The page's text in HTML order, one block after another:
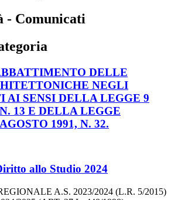
- Comunicati
DELLE
NEGLI
AI SENSI DELLA LEGGE 9
13 E DELLA LEGGE
1991, N. 32.
allo Studio 2024
A.S. 2023/2024 (L.R. 5/2015)